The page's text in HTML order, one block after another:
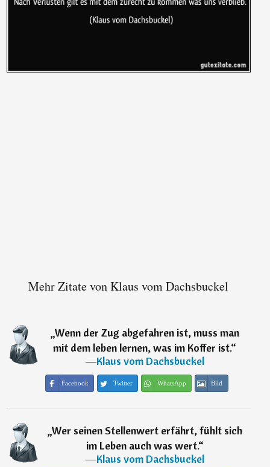
Mehr Zitate von Klaus vom Dachsbuckel
„Wenn der Zug abgefahren ist, muss man
mit dem leben lernen, was im Koffer ist.“
―Klaus vom Dachsbuckel
Facebook Twitter WhatsApp Bild
„Wer seinen Stellenwert erfährt, fühlt sich
im Leben auch was wert.“
―Klaus vom Dachsbuckel